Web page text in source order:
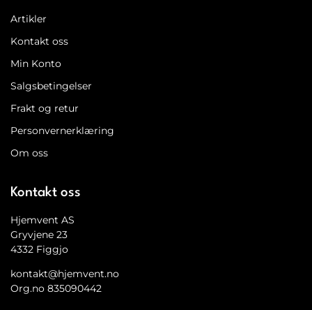
Artikler
Kontakt oss
Min Konto
Salgsbetingelser
Frakt og retur
Personvernerklæring
Om oss
Kontakt oss
Hjemvent AS
Gryvjene 23
4332 Figgjo
kontakt@hjemvent.no
Org.no 835090442